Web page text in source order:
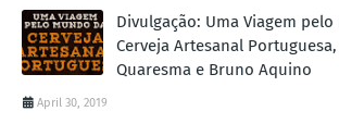
Divulgação: Uma Viagem
Cerveja Artesanal
Quaresma e Bruno Aquino
April 30, 2019